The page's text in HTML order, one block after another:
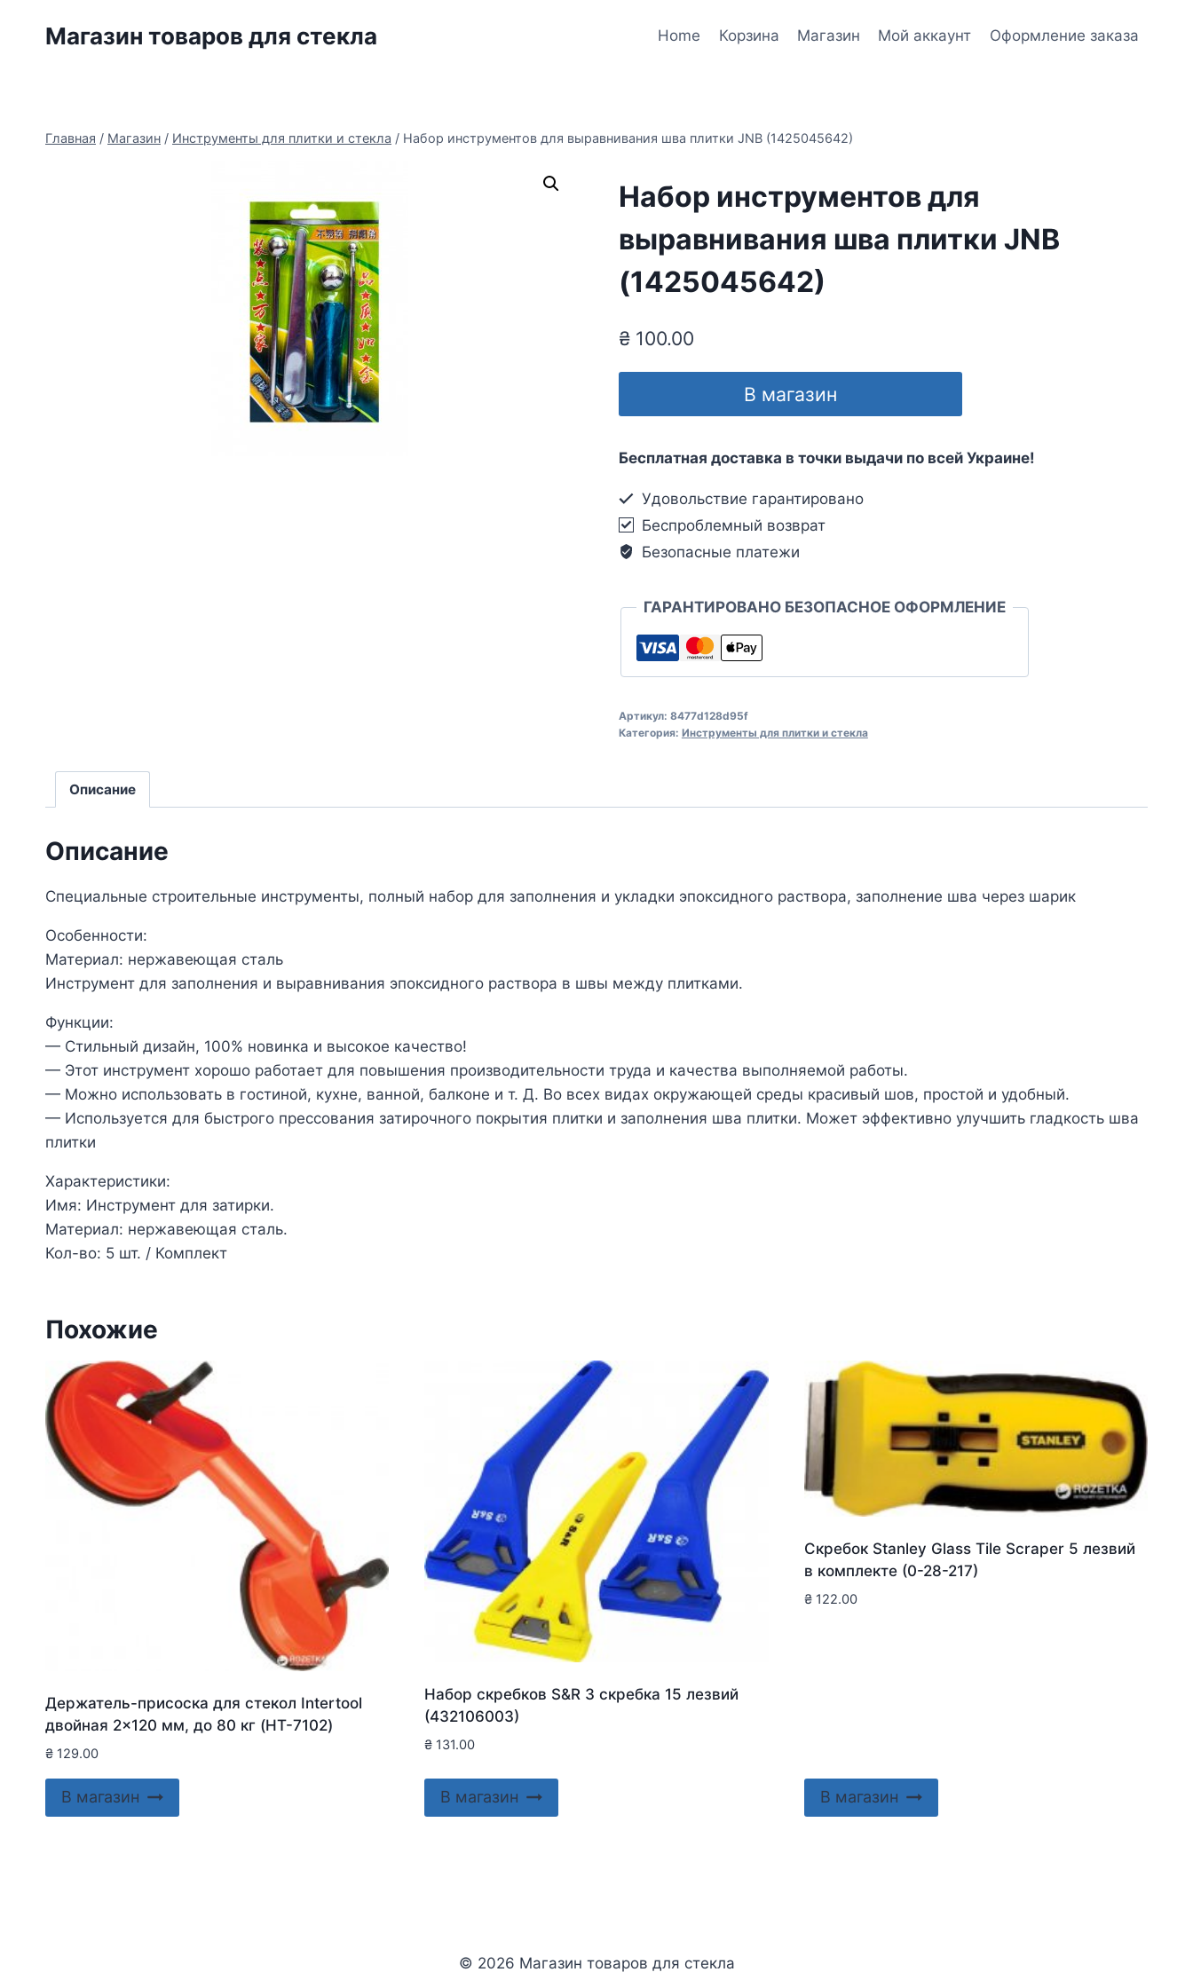
Магазин товаров для стекла Home Корзина Магазин Мой аккаунт Оформление заказа
Главная / Магазин / Инструменты для плитки и стекла / Набор инструментов для выравнивания шва плитки JNB (1425045642)
Набор инструментов для
выравнивания шва плитки JNB
(1425045642)
₴100.00
В магазин
Бесплатная доставка в точки выдачи по всей Украине!
Удовольствие гарантировано
Беспроблемный возврат
Безопасные платежи
ГАРАНТИРОВАНО БЕЗОПАСНОЕ ОФОРМЛЕНИЕ
Артикул: 8477d128d95f
Категория: Инструменты для плитки и стекла
Описание
Описание
Специальные строительные инструменты, полный набор для заполнения и укладки эпоксидного раствора, заполнение шва через шарик
Особенности:
Материал: нержавеющая сталь
Инструмент для заполнения и выравнивания эпоксидного раствора в швы между плитками.
Функции:
— Стильный дизайн, 100% новинка и высокое качество!
— Этот инструмент хорошо работает для повышения производительности труда и качества выполняемой работы.
— Можно использовать в гостиной, кухне, ванной, балконе и т. Д. Во всех видах окружающей среды красивый шов, простой и удобный.
— Используется для быстрого прессования затирочного покрытия плитки и заполнения шва плитки. Может эффективно улучшить гладкость шва
плитки
Характеристики:
Имя: Инструмент для затирки.
Материал: нержавеющая сталь.
Кол-во: 5 шт. / Комплект
Похожие
Держатель-присоска для стекол Intertool
двойная 2×120 мм, до 80 кг (HT-7102)
₴ 129.00
В магазин
Набор скребков S&R 3 скребка 15 лезвий
(432106003)
₴ 131.00
В магазин
Скребок Stanley Glass Tile Scraper 5 лезвий
в комплекте (0-28-217)
₴122.00
В магазин
© 2026 Магазин товаров для стекла